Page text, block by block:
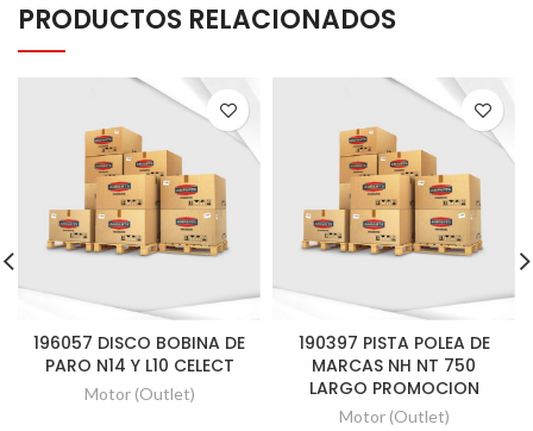
PRODUCTOS RELACIONADOS
196057 DISCO BOBINA DE
PARO N14 Y L10 CELECT
Motor (Outlet)
190397 PISTA POLEA DE
MARCAS NH NT 750
LARGO PROMOCION
Motor (Outlet)